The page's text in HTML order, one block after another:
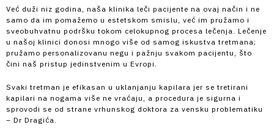
Već duži niz godina, naša klinika leči pacijente na ovaj način i ne
samo da im pomažemo u estetskom smislu, već im pružamo i
sveobuhvatnu podršku tokom celokupnog procesa lečenja. Lečenje
u našoj klinici donosi mnogo više od samog iskustva tretmana;
pružamo personalizovanu negu i pažnju svakom pacijentu, što
čini naš pristup jedinstvenim u Evropi.
Svaki tretman je efikasan u uklanjanju kapilara jer se tretirani
kapilari na nogama više ne vraćaju, a procedura je sigurna i
sprovodi se od strane vrhunskog doktora za vensku problematiku
– Dr Dragića.